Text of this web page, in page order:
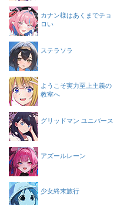
カナン様はあくまでチョ
ロい
ステラソラ
ようこそ実力至上主義の
教室へ
グリッドマン ユニバース
アズールレーン
少女終末旅行